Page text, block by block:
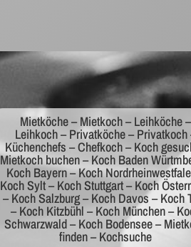
Mietköche – Mietkoch – Leihköche –
Leihkoch – Privatköche – Privatkoch
Küchenchefs – Chefkoch – Koch
Mietkoch buchen – Koch Baden
Koch Bayern – Koch
Koch Sylt – Koch Stuttgart – Koch
– Koch Salzburg – Koch Davos – Koch
– Koch Kitzbühl – Koch München –
Schwarzwald – Koch Bodensee –
finden – Kochsuche